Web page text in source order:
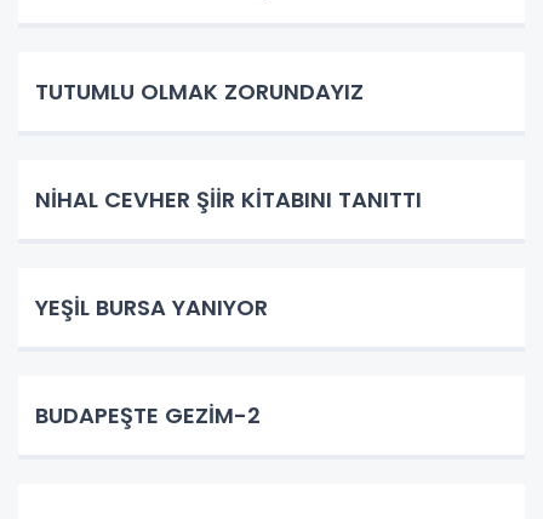
TUTUMLU OLMAK ZORUNDAYIZ
NİHAL CEVHER ŞİİR KİTABINI TANITTI
YEŞİL BURSA YANIYOR
BUDAPEŞTE GEZİM-2